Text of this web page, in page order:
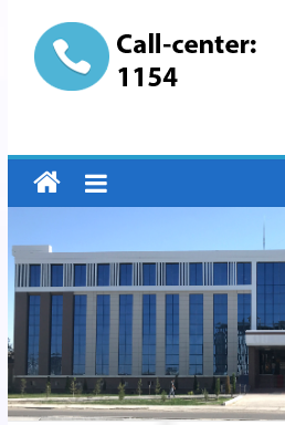
“Buxoro
hududiy
elektr
tarmoqlari
korxonasi”
AJ
“Buxoro
hududiy